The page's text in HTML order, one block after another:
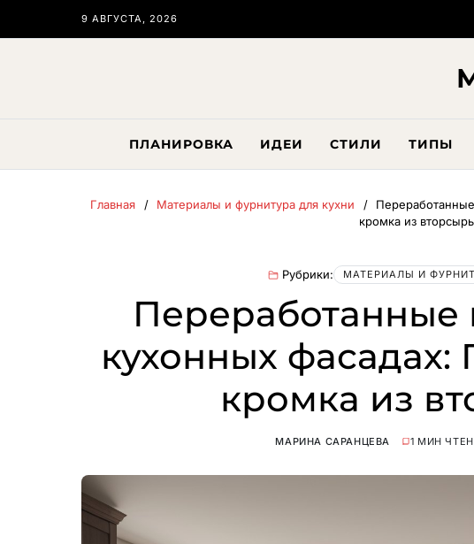
9 АВГУСТА, 2026
ПЛАНИРОВКА ИДЕИ СТИЛИ ТИПЫ
Главная Материалы и фурнитура для кухни
кромка из
Рубрики: МАТЕРИАЛЫ И
Переработанные
кухонных
кромка из
МАРИНА САРАНЦЕВА 1 МИН